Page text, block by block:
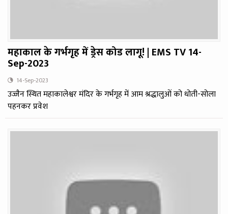
महाकाल के गर्भगृह में ड्रेस कोड लागू! | EMS TV 14-
Sep-2023
14-Sep-2023
उज्जैन स्थित महाकालेश्वर मंदिर के गर्भगृह में आम श्रद्धालुओं को धोती-सोला
पहनकर प्रवेश